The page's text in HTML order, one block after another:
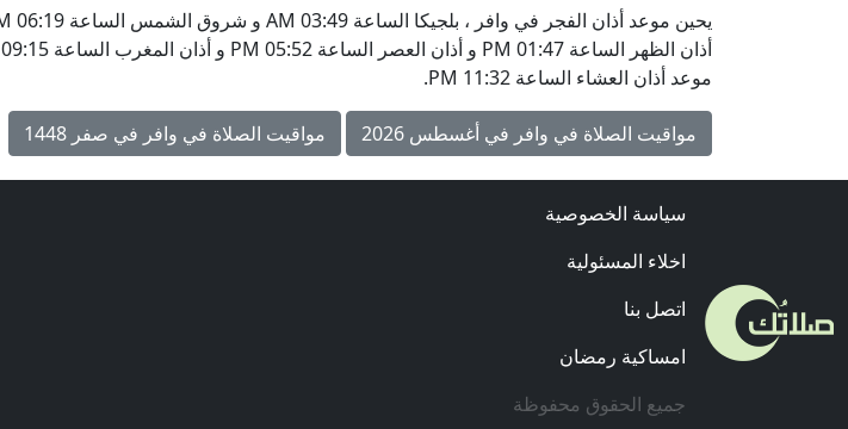
موعد أذان العشاء الساعة 11:32 PM.
مواقيت الصلاة في وافر في أغسطس 2026 مواقيت الصلاة في وافر في صفر 1448
سياسة الخصوصية
اخلاء المسئولية
اتصل بنا
امساكية رمضان
جميع الحقوق محفوظة